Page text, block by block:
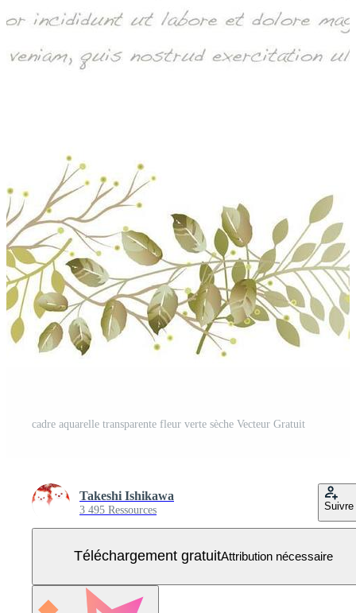
cadre aquarelle transparente fleur verte sèche Vecteur Gratuit
Takeshi Ishikawa
3 495 Ressources Suivre
Téléchargement gratuitAttribution nécessaire